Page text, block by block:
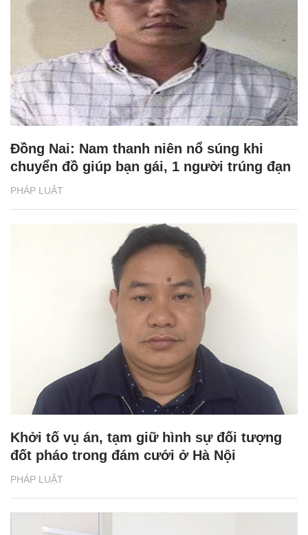
PHÁP LUẬT
Đồng Nai: Nam thanh niên nổ súng khi
chuyển đồ giúp bạn gái, 1 người trúng đạn
PHÁP LUẬT
Khởi tố vụ án, tạm giữ hình sự đối tượng
đốt pháo trong đám cưới ở Hà Nội